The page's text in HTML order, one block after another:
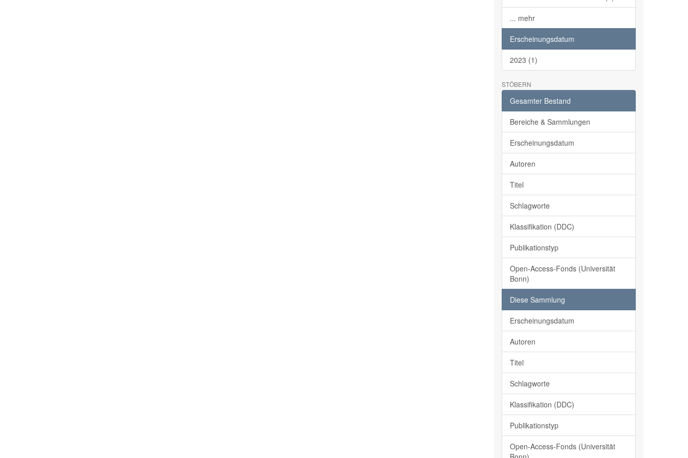
... mehr
Erscheinungsdatum
2023 (1)
STÖBERN
Gesamter Bestand
Bereiche & Sammlungen
Erscheinungsdatum
Autoren
Titel
Schlagworte
Klassifikation (DDC)
Publikationstyp
Open-Access-Fonds (Universität
Bonn)
Diese Sammlung
Erscheinungsdatum
Autoren
Titel
Schlagworte
Klassifikation (DDC)
Publikationstyp
Open-Access-Fonds (Universität